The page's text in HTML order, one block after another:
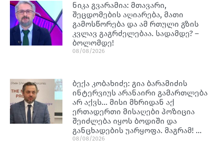
ნიკა გვარამია: მთავარი,
შეცდომების აღიარება, მათი
გამოსწორება და ამ რთული გზის
კვლავ გაგრძელებაა. სადამდე? –
ბოლომდე!
08/08/2026
ბექა კობახიძე: გია ბარამიძის
ინტერვიუს არანაირი გამართლება
არ აქვს… მისი მხრიდან აქ
ერთადერთი მისაღები პოზიცია
შეიძლება იყოს ბოდიში და
განცხადების უარყოფა. მაგრამ! …
08/08/2026